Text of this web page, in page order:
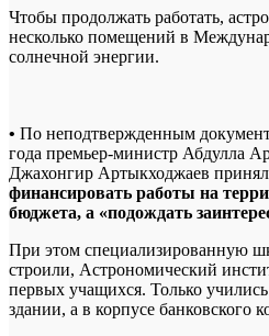
Чтобы продолжать работать,
несколько помещений в
солнечной энергии.
• По неподтвержденным
года премьер-министр Абдулла
Джахонгир Артыкходжаев
финансировать работы на
бюджета, а «подождать
При этом специализированную
строили, Астрономический
первых учащихся. Только
здании, а в корпусе банковского